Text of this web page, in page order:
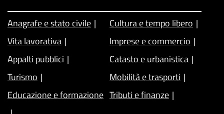
Anagrafe e stato civile
Cultura e tempo libero
Vita lavorativa
Imprese e commercio
Appalti pubblici
Catasto e urbanistica
Turismo
Mobilità e trasporti
Educazione e formazione Tributi e finanze